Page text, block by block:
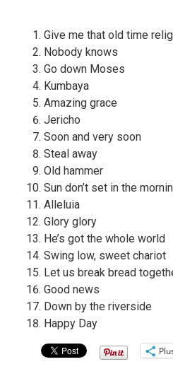
Give me that old time
Nobody knows
Go down Moses
Kumbaya
Amazing grace
Jericho
Soon and very soon
Steal away
Old hammer
Sun don’t set in the
Alleluia
Glory glory
He’s got the whole world
Swing low, sweet chariot
Let us break bread
Good news
Down by the riverside
Happy Day